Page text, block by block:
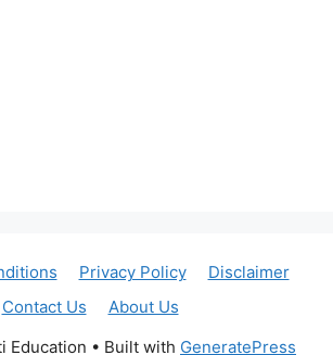
Privacy Policy
Disclaimer
Contact Us
About Us
Education • Built with GeneratePress